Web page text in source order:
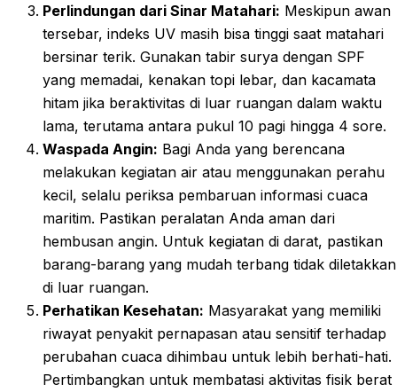
Perlindungan dari Sinar Matahari: Meskipun awan
tersebar, indeks UV masih bisa tinggi saat matahari
bersinar terik. Gunakan tabir surya dengan SPF
yang memadai, kenakan topi lebar, dan kacamata
hitam jika beraktivitas di luar ruangan dalam waktu
lama, terutama antara pukul 10 pagi hingga 4 sore.
Waspada Angin: Bagi Anda yang berencana
melakukan kegiatan air atau menggunakan perahu
kecil, selalu periksa pembaruan informasi cuaca
maritim. Pastikan peralatan Anda aman dari
hembusan angin. Untuk kegiatan di darat, pastikan
barang-barang yang mudah terbang tidak diletakkan
di luar ruangan.
Perhatikan Kesehatan: Masyarakat yang memiliki
riwayat penyakit pernapasan atau sensitif terhadap
perubahan cuaca dihimbau untuk lebih berhati-hati.
Pertimbangkan untuk membatasi aktivitas fisik berat